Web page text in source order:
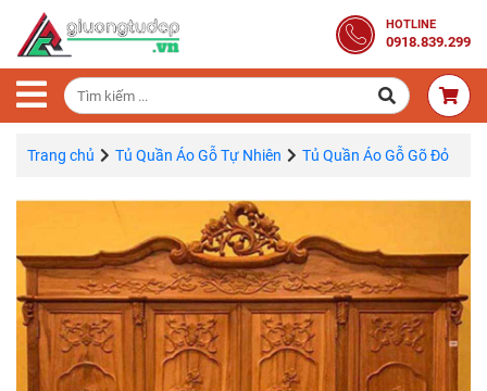
HOTLINE
0918.839.299
Trang
Chủ
Combo
Phòng
Ngủ
Giường
Tủ
Quần
Áo
Trang chủ Tủ Quần Áo Gỗ Tự Nhiên Tủ Quần Áo Gỗ Gõ Đỏ